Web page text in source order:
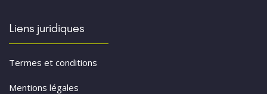
Liens juridiques
Termes et conditions
Mentions légales